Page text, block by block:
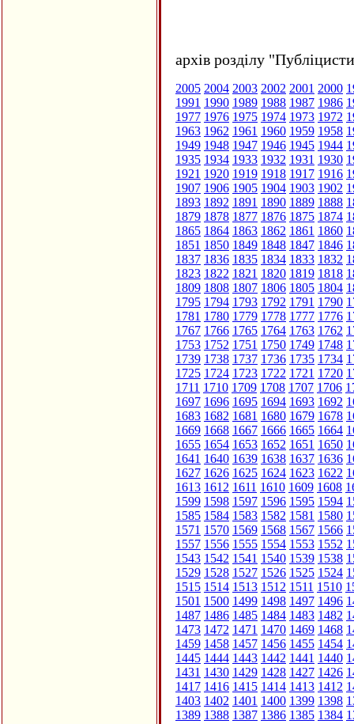
архів розділу
2005 2004 2003 2002 2001 2000
1991 1990 1989 1988 1987 1986
1977 1976 1975 1974 1973 1972
1963 1962 1961 1960 1959 1958
1949 1948 1947 1946 1945 1944
1935 1934 1933 1932 1931 1930
1921 1920 1919 1918 1917 1916
1907 1906 1905 1904 1903 1902
1893 1892 1891 1890 1889 1888
1879 1878 1877 1876 1875 1874
1865 1864 1863 1862 1861 1860
1851 1850 1849 1848 1847 1846
1837 1836 1835 1834 1833 1832
1823 1822 1821 1820 1819 1818
1809 1808 1807 1806 1805 1804
1795 1794 1793 1792 1791 1790
1781 1780 1779 1778 1777 1776
1767 1766 1765 1764 1763 1762
1753 1752 1751 1750 1749 1748
1739 1738 1737 1736 1735 1734
1725 1724 1723 1722 1721 1720
1711 1710 1709 1708 1707 1706
1697 1696 1695 1694 1693 1692
1683 1682 1681 1680 1679 1678
1669 1668 1667 1666 1665 1664
1655 1654 1653 1652 1651 1650
1641 1640 1639 1638 1637 1636
1627 1626 1625 1624 1623 1622
1613 1612 1611 1610 1609 1608
1599 1598 1597 1596 1595 1594
1585 1584 1583 1582 1581 1580
1571 1570 1569 1568 1567 1566
1557 1556 1555 1554 1553 1552
1543 1542 1541 1540 1539 1538
1529 1528 1527 1526 1525 1524
1515 1514 1513 1512 1511 1510
1501 1500 1499 1498 1497 1496
1487 1486 1485 1484 1483 1482
1473 1472 1471 1470 1469 1468
1459 1458 1457 1456 1455 1454
1445 1444 1443 1442 1441 1440
1431 1430 1429 1428 1427 1426
1417 1416 1415 1414 1413 1412
1403 1402 1401 1400 1399 1398
1389 1388 1387 1386 1385 1384